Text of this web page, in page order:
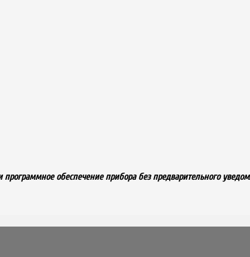
обеспечение прибора без предварительного